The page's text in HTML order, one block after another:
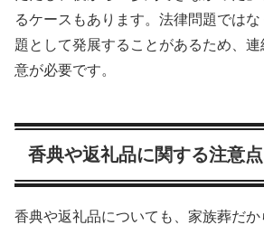
るケースもあります。法律問題では
題として発展することがあるため、
意が必要です。
香典や返礼品に関する注意点
香典や返礼品についても、家族葬だ